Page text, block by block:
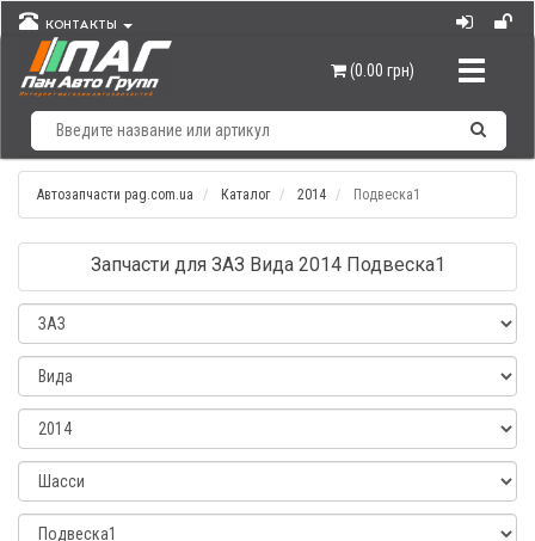
КОНТАКТЫ
(0.00 грн)
Автозапчасти pag.com.ua Каталог 2014 Подвеска1
Запчасти для ЗАЗ Вида 2014 Подвеска1